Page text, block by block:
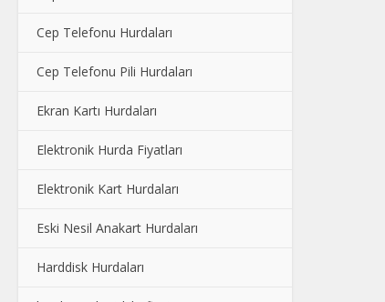
Cep Telefonu Hurdaları
Cep Telefonu Pili Hurdaları
Ekran Kartı Hurdaları
Elektronik Hurda Fiyatları
Elektronik Kart Hurdaları
Eski Nesil Anakart Hurdaları
Harddisk Hurdaları